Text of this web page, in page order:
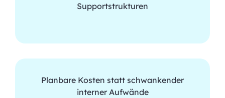
Supportstrukturen
Planbare Kosten statt schwankender
interner Aufwände